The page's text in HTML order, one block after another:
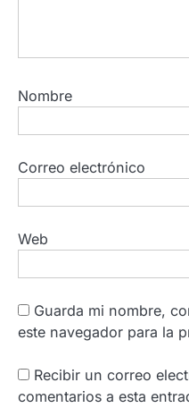
Nombre
Correo electrónico
Web
Guarda mi nombre,
este navegador para la
Recibir un correo
comentarios a esta